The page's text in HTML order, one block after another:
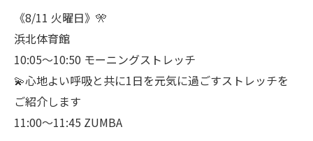
《8/11 火曜日》🎌
浜北体育館
10:05〜10:50 モーニングストレッチ
💫心地よい呼吸と共に1日を元気に過ごすストレッチを
ご紹介します
11:00〜11:45 ZUMBA